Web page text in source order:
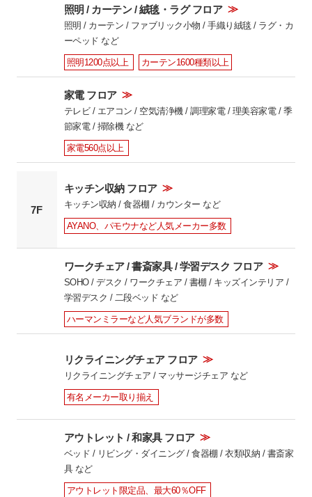
照明 / カーテン / 絨毯・ラグ フロア ≫
照明 / カーテン / ファブリック小物 / 手織り絨毯 / ラグ・カ
ーペッド など
照明1200点以上 カーテン1600種類以上
家電 フロア ≫
テレビ / エアコン / 空気清浄機 / 調理家電 / 理美容家電 / 季
節家電 / 掃除機 など
家電560点以上
7F
キッチン収納 フロア ≫
キッチン収納 / 食器棚 / カウンター など
AYANO、パモウナなど人気メーカー多数
ワークチェア / 書斎家具 / 学習デスク フロア ≫
SOHO / デスク / ワークチェア / 書棚 / キッズインテリア /
学習デスク / 二段ベッド など
ハーマンミラーなど人気ブランドが多数
リクライニングチェア フロア ≫
リクライニングチェア / マッサージチェア など
有名メーカー取り揃え
アウトレット / 和家具 フロア ≫
ベッド / リビング・ダイニング / 食器棚 / 衣類収納 / 書斎家
具 など
アウトレット限定品、最大60％OFF